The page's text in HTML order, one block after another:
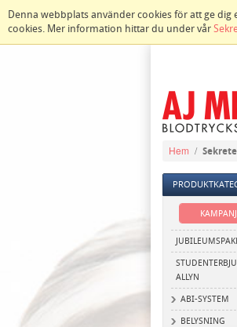
Denna webbplats använder cookies för att ge
cookies. Mer information hittar du under vår
Hem /
ALLYN
ABI-SYSTEM
BELYSNING